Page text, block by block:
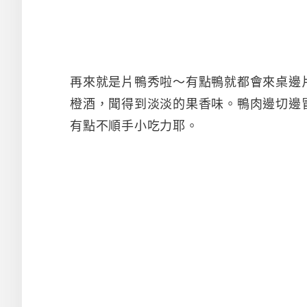
再來就是片鴨秀啦～有點鴨就都會來桌
橙酒，聞得到淡淡的果香味。鴨肉邊切
有點不順手小吃力耶。